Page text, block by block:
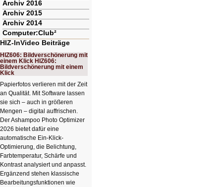
Archiv 2016
Archiv 2015
Archiv 2014
Computer:Club²
HIZ-InVideo Beiträge
HIZ606: Bildverschönerung mit
einem Klick HIZ606:
Bildverschönerung mit einem
Klick
Papierfotos verlieren mit der Zeit
an Qualität. Mit Software lassen
sie sich – auch in größeren
Mengen – digital auffrischen.
Der Ashampoo Photo Optimizer
2026 bietet dafür eine
automatische Ein-Klick-
Optimierung, die Belichtung,
Farbtemperatur, Schärfe und
Kontrast analysiert und anpasst.
Ergänzend stehen klassische
Bearbeitungsfunktionen wie